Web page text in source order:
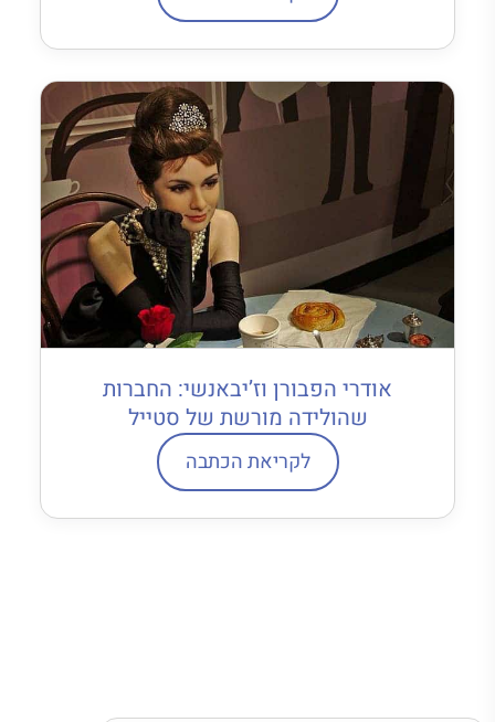
אודרי הפבורן וז’יבאנשי: החברות
שהולידה מורשת של סטייל
לקריאת הכתבה